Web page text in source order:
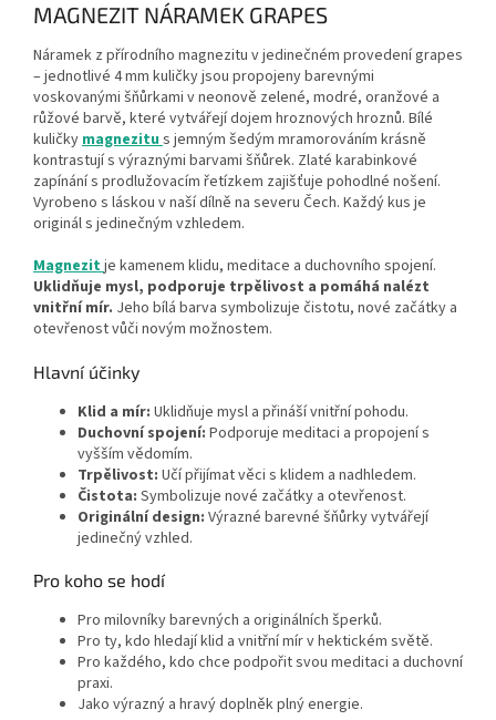
MAGNEZIT NÁRAMEK GRAPES
Náramek z přírodního magnezitu v jedinečném provedení grapes
– jednotlivé 4 mm kuličky jsou propojeny barevnými
voskovanými šňůrkami v neonově zelené, modré, oranžové a
růžové barvě, které vytvářejí dojem hroznových hroznů. Bílé
kuličky magnezitu s jemným šedým mramorováním krásně
kontrastují s výraznými barvami šňůrek. Zlaté karabinkové
zapínání s prodlužovacím řetízkem zajišťuje pohodlné nošení.
Vyrobeno s láskou v naší dílně na severu Čech. Každý kus je
originál s jedinečným vzhledem.
Magnezitje kamenem klidu, meditace a duchovního spojení.
Uklidňuje mysl, podporuje trpělivost a pomáhá nalézt
vnitřní mír. Jeho bílá barva symbolizuje čistotu, nové začátky a
otevřenost vůči novým možnostem.
Hlavní účinky
Klid a mír: Uklidňuje mysl a přináší vnitřní pohodu.
Duchovní spojení: Podporuje meditaci a propojení s
vyšším vědomím.
Trpělivost: Učí přijímat věci s klidem a nadhledem.
Čistota: Symbolizuje nové začátky a otevřenost.
Originální design: Výrazné barevné šňůrky vytvářejí
jedinečný vzhled.
Pro koho se hodí
Pro milovníky barevných a originálních šperků.
Pro ty, kdo hledají klid a vnitřní mír v hektickém světě.
Pro každého, kdo chce podpořit svou meditaci a duchovní
praxi.
Jako výrazný a hravý doplněk plný energie.